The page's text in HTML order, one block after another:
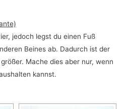
jedoch legst du einen Fuß
Beines ab. Dadurch ist der
Mache dies aber nur, wenn
kannst.